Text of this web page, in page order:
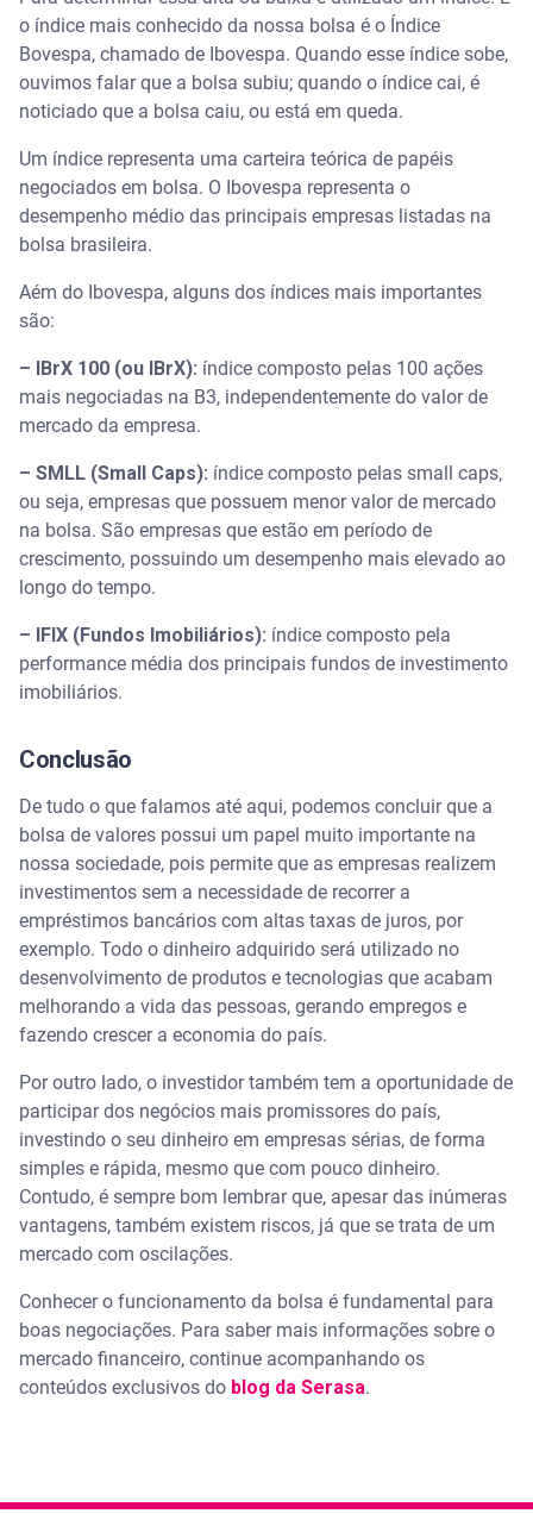
o índice mais conhecido da nossa bolsa é o Índice
Bovespa, chamado de Ibovespa. Quando esse índice sobe,
ouvimos falar que a bolsa subiu; quando o índice cai, é
noticiado que a bolsa caiu, ou está em queda.
Um índice representa uma carteira teórica de papéis
negociados em bolsa. O Ibovespa representa o
desempenho médio das principais empresas listadas na
bolsa brasileira.
Aém do Ibovespa, alguns dos índices mais importantes
são:
– IBrX 100 (ou IBrX): índice composto pelas 100 ações
mais negociadas na B3, independentemente do valor de
mercado da empresa.
– SMLL (Small Caps): índice composto pelas small caps,
ou seja, empresas que possuem menor valor de mercado
na bolsa. São empresas que estão em período de
crescimento, possuindo um desempenho mais elevado ao
longo do tempo.
– IFIX (Fundos Imobiliários): índice composto pela
performance média dos principais fundos de investimento
imobiliários.
Conclusão
De tudo o que falamos até aqui, podemos concluir que a
bolsa de valores possui um papel muito importante na
nossa sociedade, pois permite que as empresas realizem
investimentos sem a necessidade de recorrer a
empréstimos bancários com altas taxas de juros, por
exemplo. Todo o dinheiro adquirido será utilizado no
desenvolvimento de produtos e tecnologias que acabam
melhorando a vida das pessoas, gerando empregos e
fazendo crescer a economia do país.
Por outro lado, o investidor também tem a oportunidade de
participar dos negócios mais promissores do país,
investindo o seu dinheiro em empresas sérias, de forma
simples e rápida, mesmo que com pouco dinheiro.
Contudo, é sempre bom lembrar que, apesar das inúmeras
vantagens, também existem riscos, já que se trata de um
mercado com oscilações.
Conhecer o funcionamento da bolsa é fundamental para
boas negociações. Para saber mais informações sobre o
mercado financeiro, continue acompanhando os
conteúdos exclusivos do blog da Serasa.